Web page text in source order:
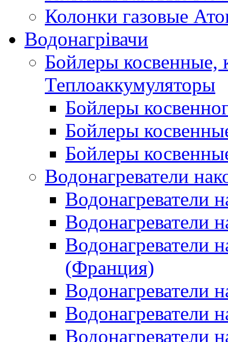
Колонки газовые
Водонагрівачи
Бойлеры косвенные,
Теплоаккумуляторы
Бойлеры
Бойлеры
Бойлеры
Водонагреватели
Водонагреватели
Водонагреватели
Водонагреватели
(Франция)
Водонагреватели
Водонагреватели
Водонагреватели